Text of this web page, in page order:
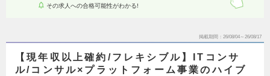
その求人への合格可能性がわかる!
掲載期間 26/08/04～26/08/17
【現年収以上確約/フレキシブル】ITコンサ
ル/コンサル×プラットフォーム事業のハイブ